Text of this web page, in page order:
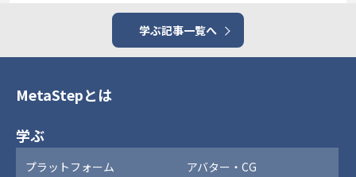
学ぶ記事一覧へ
MetaStepとは
学ぶ
プラットフォーム アバター・CG